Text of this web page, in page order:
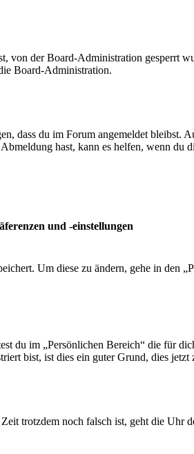
von der Board-Administration gesperrt
Board-Administration.
dass du im Forum angemeldet bleibst.
hast, kann es helfen, wenn du
und -einstellungen
Um diese zu ändern, gehe in den
du im „Persönlichen Bereich“ die für
bist, ist dies ein guter Grund, dies jetzt
trotzdem noch falsch ist, geht die